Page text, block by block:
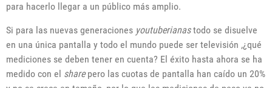
para hacerlo llegar a un público más amplio.
Si para las nuevas generaciones youtuberianastodo se disuelve
en una única pantalla y todo el mundo puede ser televisión ,¿qué
mediciones se deben tener en cuenta? El éxito hasta ahora se ha
medido con el sharepero las cuotas de pantalla han caído un 20%